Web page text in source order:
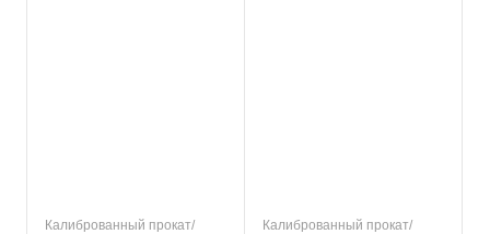
Калиброванный прокат/
Калиброванный прокат/